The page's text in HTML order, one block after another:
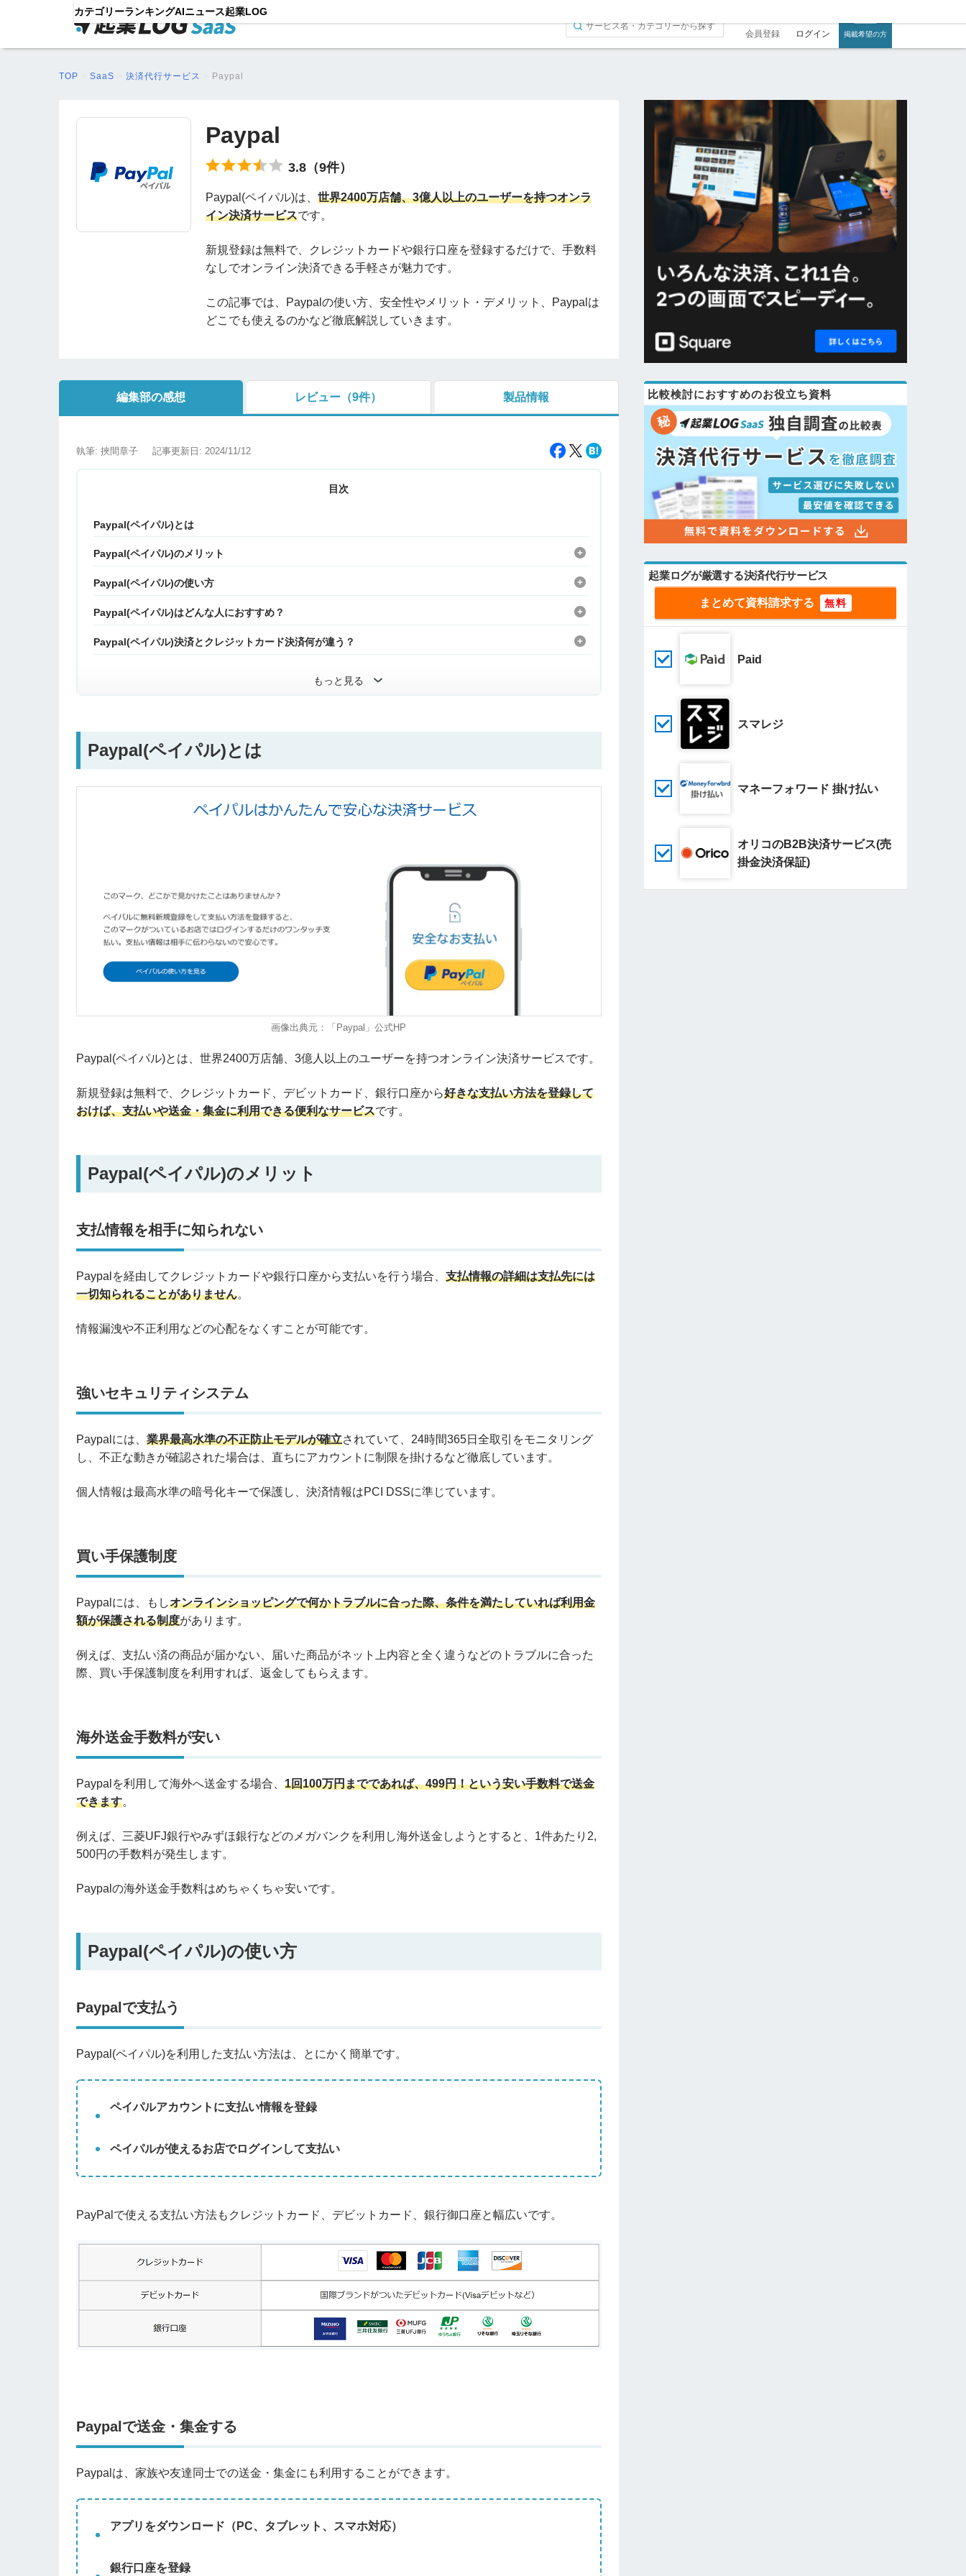
カテゴリーランキングAIニュース起業LOG
会員登録 ログイン 掲載希望の方
TOP SaaS 決済代行サービス Paypal
Paypal
3.8（9件）
Paypal(ペイパル)は、 世界2400万店舗、3億人以上のユーザーを持つオンラ
イン決済サービスです。
新規登録は無料で、クレジットカードや銀行口座を登録するだけで、手数料
なしでオンライン決済できる手軽さが魅力です。
この記事では、Paypalの使い方、安全性やメリット・デメリット、Paypalは
どこでも使えるのかなど徹底解説していきます。
編集部の感想 レビュー （9件） 製品情報
執筆: 挾間章子 記事更新日: 2024/11/12
目次
Paypal(ペイパル)とは
Paypal(ペイパル)のメリット
Paypal(ペイパル)の使い方
Paypal(ペイパル)はどんな人におすすめ？
Paypal(ペイパル)決済とクレジットカード決済何が違う？
もっと見る
Paypal(ペイパル)とは
画像出典元：「Paypal」公式HP
Paypal(ペイパル)とは、世界2400万店舗、3億人以上のユーザーを持つオンライン決済サービスです。
新規登録は無料で、クレジットカード、デビットカード、銀行口座から好きな支払い方法を登録して
おけば、支払いや送金・集金に利用できる便利なサービスです。
Paypal(ペイパル)のメリット
支払情報を相手に知られない
Paypalを経由してクレジットカードや銀行口座から支払いを行う場合、 支払情報の詳細は支払先には
一切知られることがありません。
情報漏洩や不正利用などの心配をなくすことが可能です。
強いセキュリティシステム
Paypalには、 業界最高水準の不正防止モデルが確立されていて、24時間365日全取引をモニタリング
し、不正な動きが確認された場合は、直ちにアカウントに制限を掛けるなど徹底しています。
個人情報は最高水準の暗号化キーで保護し、決済情報はPCI DSSに準じています。
買い手保護制度
Paypalには、もしオンラインショッピングで何かトラブルに合った際、条件を満たしていれば利用金
額が保護される制度があります。
例えば、支払い済の商品が届かない、届いた商品がネット上内容と全く違うなどのトラブルに合った
際、買い手保護制度を利用すれば、返金してもらえます。
海外送金手数料が安い
Paypalを利用して海外へ送金する場合、 1回100万円までであれば、499円！という安い手数料で送金
できます。
例えば、三菱UFJ銀行やみずほ銀行などのメガバンクを利用し海外送金しようとすると、1件あたり2,
500円の手数料が発生します。
Paypalの海外送金手数料はめちゃくちゃ安いです。
Paypal(ペイパル)の使い方
Paypalで支払う
Paypal(ペイパル)を利用した支払い方法は、とにかく簡単です。
ペイパルアカウントに支払い情報を登録
ペイパルが使えるお店でログインして支払い
PayPalで使える支払い方法もクレジットカード、デビットカード、銀行御口座と幅広いです。
Paypalで送金・集金する
Paypalは、家族や友達同士での送金・集金にも利用することができます。
アプリをダウンロード（PC、タブレット、スマホ対応）
銀行口座を登録
比較検討におすすめのお役立ち資料
起業ログが厳選する決済代行サービス
まとめて資料請求する
Paid
スマレジ
マネーフォワード 掛け払い
オリコのB2B決済サービス(売
掛金決済保証)